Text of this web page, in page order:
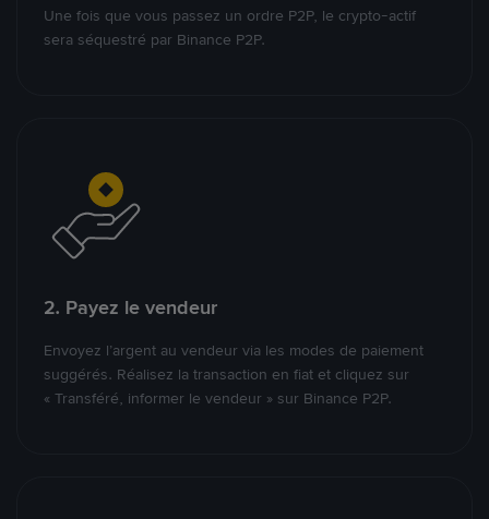
Une fois que vous passez un ordre P2P, le crypto-actif
sera séquestré par Binance P2P.
2. Payez le vendeur
Envoyez l’argent au vendeur via les modes de paiement
suggérés. Réalisez la transaction en fiat et cliquez sur
« Transféré, informer le vendeur » sur Binance P2P.